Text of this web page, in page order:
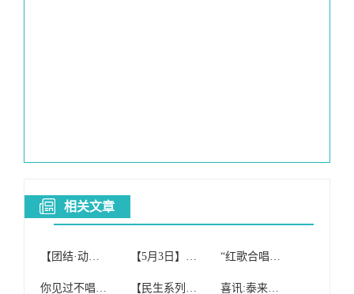
相关文章
【团结·动态】团结社区红歌合唱团参加我旗“初心不改穿沙志 先锋引领赶超时”榜样的力量分享会 【5月3日】启航者老年红歌合唱团(纯公益合唱团)开课啦! “红歌合唱团”免费开班啦!!!
你见过不唱红歌的合唱团吗 【民生系列报道四】额尔格图镇妇联组织红歌合唱团到敬老院慰问演出 喜讯:泰来县红歌合唱团喜获合唱比赛银奖!